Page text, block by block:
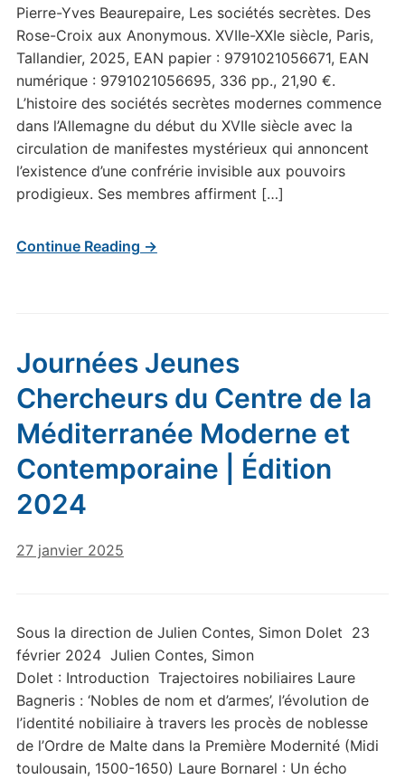
Pierre-Yves Beaurepaire, Les sociétés secrètes. Des
Rose-Croix aux Anonymous. XVIIe-XXIe siècle, Paris,
Tallandier, 2025, EAN papier : 9791021056671, EAN
numérique : 9791021056695, 336 pp., 21,90 €.
L’histoire des sociétés secrètes modernes commence
dans l’Allemagne du début du XVIIe siècle avec la
circulation de manifestes mystérieux qui annoncent
l’existence d’une confrérie invisible aux pouvoirs
prodigieux. Ses membres affirment […]
Continue Reading →
Journées Jeunes
Chercheurs du Centre de la
Méditerranée Moderne et
Contemporaine | Édition
2024
27 janvier 2025
Sous la direction de Julien Contes, Simon Dolet 23
février 2024 Julien Contes, Simon
Dolet : Introduction Trajectoires nobiliaires Laure
Bagneris : ‘Nobles de nom et d’armes’, l’évolution de
l’identité nobiliaire à travers les procès de noblesse
de l’Ordre de Malte dans la Première Modernité (Midi
toulousain, 1500-1650) Laure Bornarel : Un écho